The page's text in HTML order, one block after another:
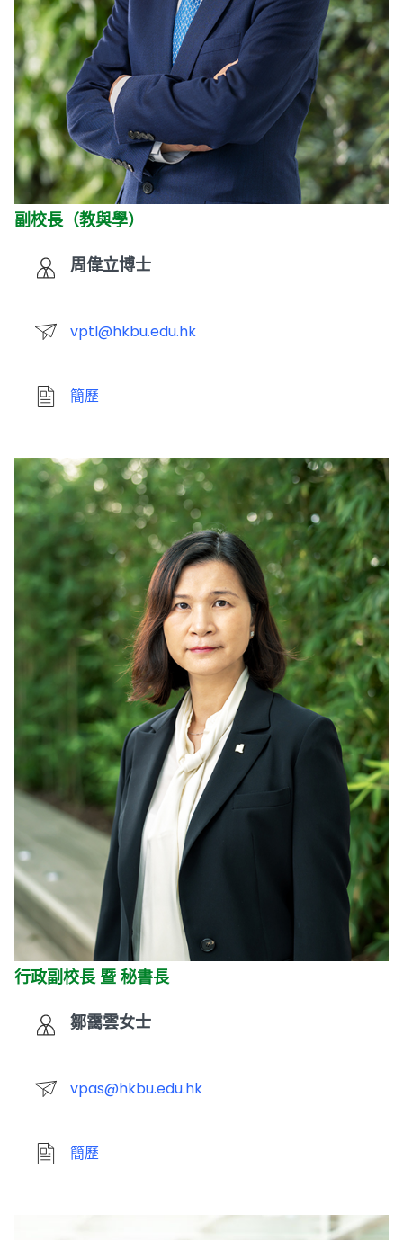
副校長（教與學）
周偉立博士
vptl@hkbu.edu.hk
簡歷
行政副校長 暨 秘書長
鄒靄雲女士
vpas@hkbu.edu.hk
簡歷